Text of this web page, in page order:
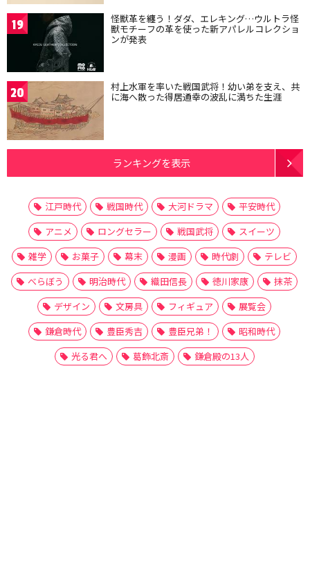
19 怪獣革を纏う！ダダ、エレキング…ウルトラ怪
獣モチーフの革を使った新アパレルコレクショ
ンが発表
20 村上水軍を率いた戦国武将！幼い弟を支え、共
に海へ散った得居通幸の波乱に満ちた生涯
ランキングを表示
江戸時代 戦国時代 大河ドラマ
平安時代
アニメ
ロングセラー 戦国武将
スイーツ
雑学
お菓子 幕末 漫画 時代劇
テレビ
べらぼう
明治時代 織田信長 徳川家康
抹茶
デザイン
文房具 フィギュア
展覧会
鎌倉時代
豊臣秀吉 豊臣兄弟！
昭和時代
光る君へ
葛飾北斎 鎌倉殿の13人